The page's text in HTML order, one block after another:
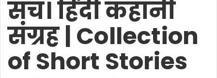
सच। हिंदी कहानी
संग्रह | Collection
of Short Stories